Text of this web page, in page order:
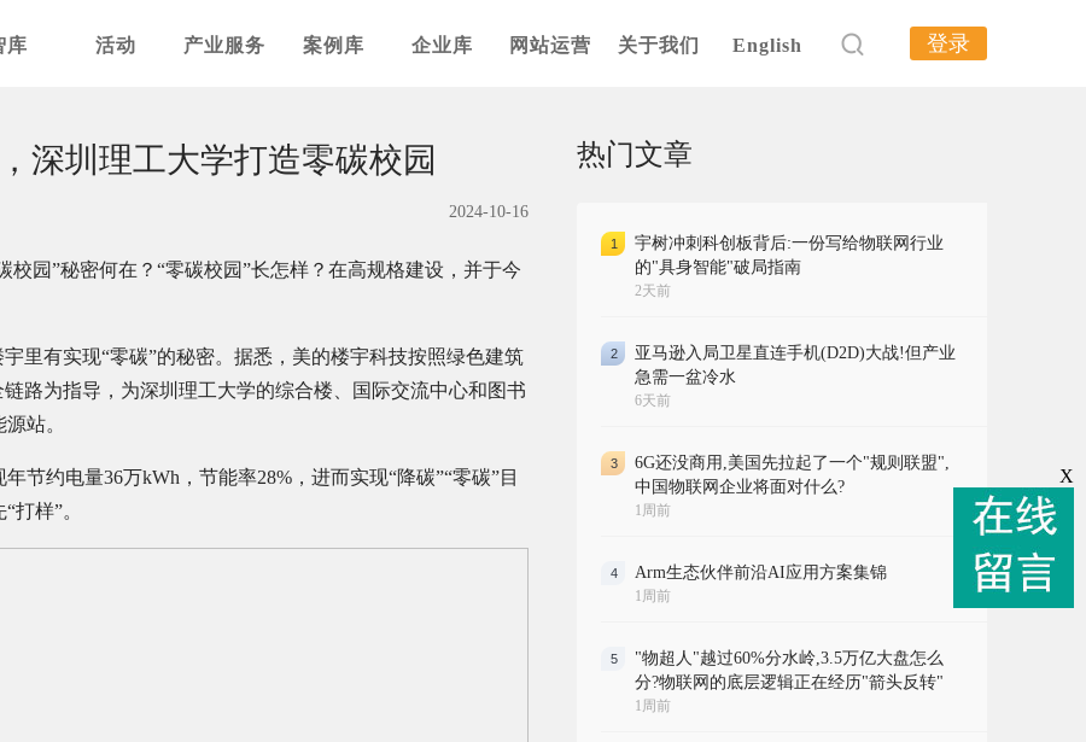
库 活动 产业服务 案例库 企业库 网站运营 关于我们 English 登录
深圳理工大学打造零碳校园
2024-10-16
校园”秘密何在？“零碳校园”长怎样？在高规格建设，并于今
里有实现“零碳”的秘密。据悉，美的楼宇科技按照绿色建筑
路为指导，为深圳理工大学的综合楼、国际交流中心和图书
站。
节约电量36万kWh，节能率28%，进而实现“降碳”“零碳”目
打样”。
热门文章
1
宇树冲刺科创板背后:一份写给物联网行业
的"具身智能"破局指南
2天前
2
亚马逊入局卫星直连手机(D2D)大战!但产业
急需一盆冷水
6天前
3
6G还没商用,美国先拉起了一个"规则联盟",
中国物联网企业将面对什么?
1周前
4 Arm生态伙伴前沿AI应用方案集锦
1周前
5
"物超人"越过60%分水岭,3.5万亿大盘怎么
分?物联网的底层逻辑正在经历"箭头反转"
1周前
X